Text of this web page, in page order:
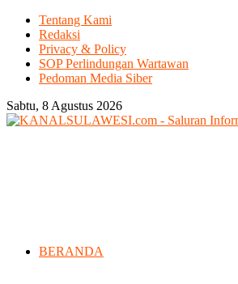
Tentang Kami
Redaksi
Privacy & Policy
SOP Perlindungan Wartawan
Pedoman Media Siber
Sabtu, 8 Agustus 2026
BERANDA